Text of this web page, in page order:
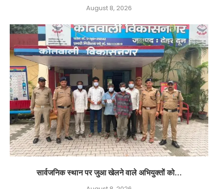
August 8, 2026
सार्वजनिक स्थान पर जुआ खेलने वाले अभियुक्तों को...